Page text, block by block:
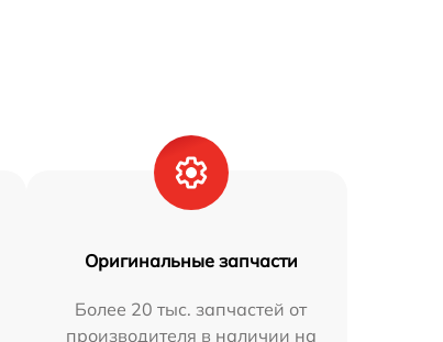
Оригинальные запчасти
Более 20 тыс. запчастей от
производителя в наличии на